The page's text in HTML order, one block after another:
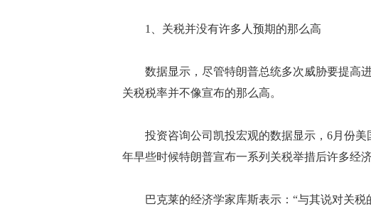
1、关税并没有许多人预期的那么高
数据显示，尽管特朗普总统多次威胁要提高
关税税率并不像宣布的那么高。
投资咨询公司凯投宏观的数据显示，6月份美
年早些时候特朗普宣布一系列关税举措后许多经济
巴克莱的经济学家库斯表示：“与其说对关税